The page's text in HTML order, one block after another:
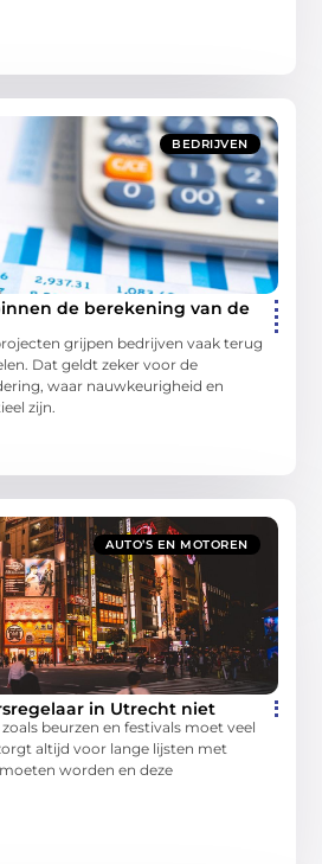
BEDRIJVEN
de berekening van de
grijpen bedrijven vaak terug
Dat geldt zeker voor de
waar nauwkeurigheid en
zijn.
AUTO’S EN MOTOREN
in Utrecht niet
beurzen en festivals moet veel
altijd voor lange lijsten met
worden en deze